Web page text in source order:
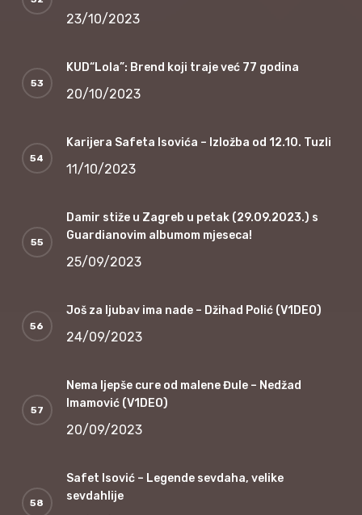
23/10/2023
KUD“Lola”: Brend koji traje već 77 godina
20/10/2023
Karijera Safeta Isovića – Izložba od 12.10. Tuzli
11/10/2023
Damir stiže u Zagreb u petak (29.09.2023.) s
Guardianovim albumom mjeseca!
25/09/2023
Još za ljubav ima nade – Džihad Polić (V1DEO)
24/09/2023
Nema ljepše cure od malene Đule – Nedžad
Imamović (V1DEO)
20/09/2023
Safet Isović – Legende sevdaha, velike
sevdahlije